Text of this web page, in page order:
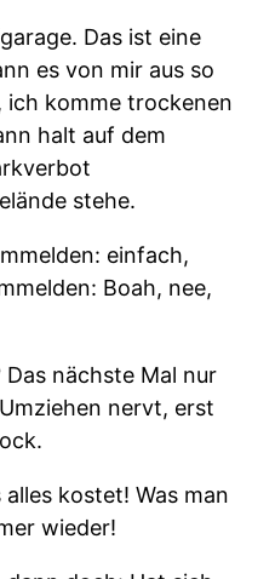
Das ist eine
es von mir aus so
ich komme trockenen
halt auf dem
stehe.
einfach,
Boah, nee,
Das nächste Mal nur
nervt, erst
kostet! Was man
wieder!